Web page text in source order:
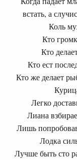
встать, а
Коль
Кто
Кто
Кто ест
Кто же делает
Легко
Лиана
Лишь
Лодка
Лучше быть сто